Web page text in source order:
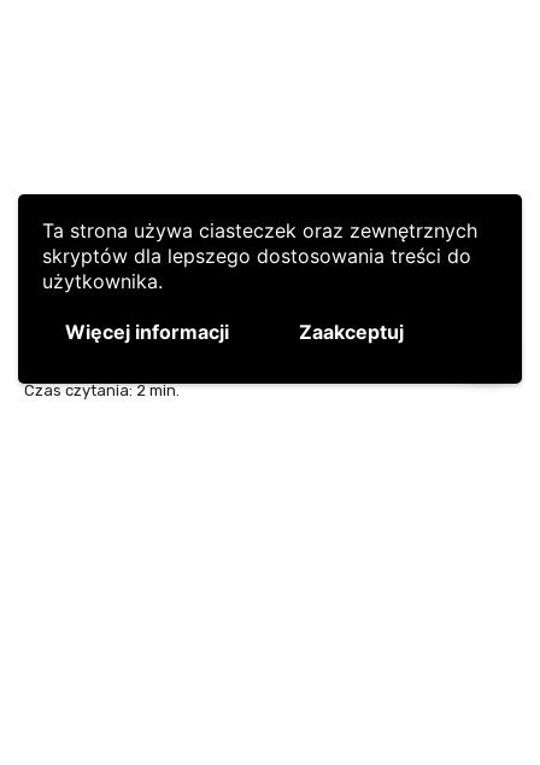
Ta strona używa ciasteczek oraz zewnętrznych
skryptów dla lepszego dostosowania treści do
użytkownika.
Więcej informacji Zaakceptuj